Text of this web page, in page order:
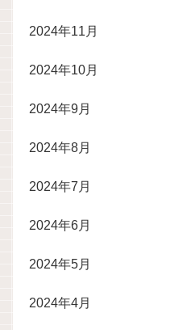
2024年11月
2024年10月
2024年9月
2024年8月
2024年7月
2024年6月
2024年5月
2024年4月